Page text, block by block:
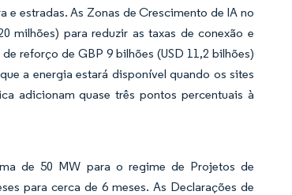
e estradas. As Zonas de Crescimento de IA no
milhões) para reduzir as taxas de conexão e
reforço de GBP 9 bilhões (USD 11,2 bilhões)
a energia estará disponível quando os sites
adicionam quase três pontos percentuais à
de 50 MW para o regime de Projetos de
para cerca de 6 meses. As Declarações de